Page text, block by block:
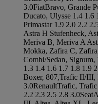
3.0FiatBravo, Grande
Ducato, Ulysse 1.4 1.6
Primastar 1.9 2.0 2.2
Astra H Stufenheck,
Meriva B, Meriva A
Mokka, Zafira C,
Combi/Sedan,
1.3 1.4 1.6 1.7 1.8 1.9
Boxer, 807,Trafic II/III,
3.0RenaultTrafic,
2.2 2.3 2.5 2.8